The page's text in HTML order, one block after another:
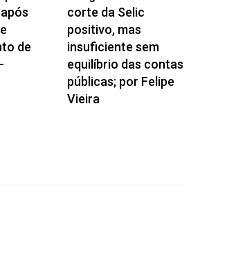
de
corte da Selic
positivo, mas
insuficiente sem
equilíbrio das contas
públicas; por Felipe
Vieira